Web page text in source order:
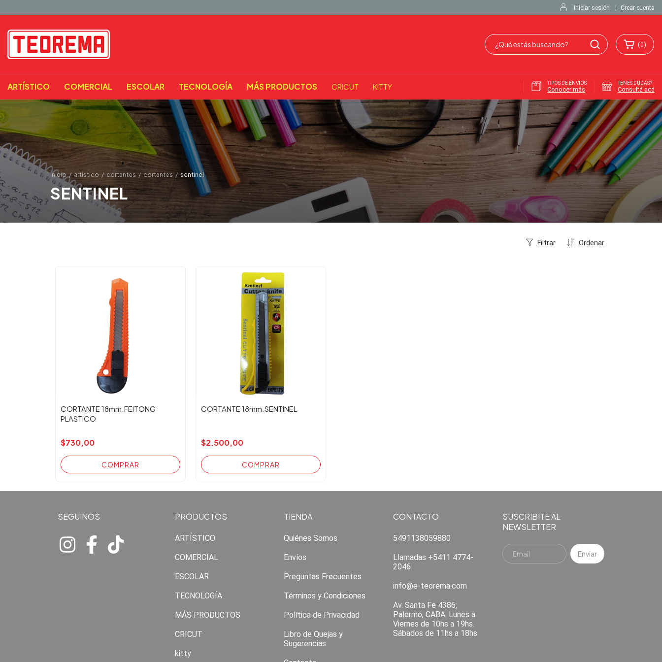
Iniciar sesión Crear cuenta
(0)
ARTÍSTICO COMERCIAL ESCOLAR TECNOLOGÍA MÁS PRODUCTOS CRICUT KITTY TIPOS DE ENVIOS
Conocer más
TENES DUDAS?
Consultá acá
inicio / artistico / cortantes / cortantes / sentinel
SENTINEL
Ordenar
Filtrar
CORTANTE 18mm.FEITONG
PLASTICO
$730,00
CORTANTE 18mm.SENTINEL
$2.500,00
SEGUINOS PRODUCTOS
ARTÍSTICO
COMERCIAL
ESCOLAR
TECNOLOGÍA
MÁS PRODUCTOS
CRICUT
kitty
TIENDA
Quiénes Somos
Envíos
Preguntas Frecuentes
Términos y Condiciones
Política de Privacidad
Libro de Quejas y
Sugerencias
CONTACTO
5491138059880
Llamadas +5411 4774-
2046
info@e-teorema.com
Av. Santa Fe 4386,
Palermo, CABA. Lunes a
Viernes de 10hs a 19hs.
Sábados de 11hs a 18hs
SUSCRIBITE AL
NEWSLETTER